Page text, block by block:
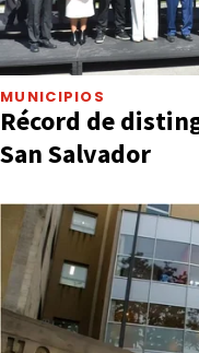
MUNICIPIOS
Récord de
San Salvador